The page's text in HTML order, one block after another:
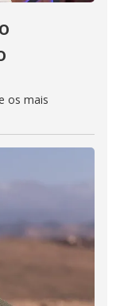
os mais